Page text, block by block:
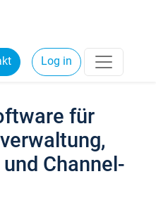
Log in
für
Channel-